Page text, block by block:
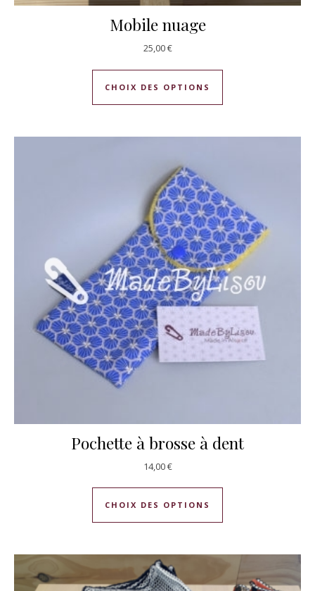
Mobile nuage
25,00€
CHOIX DES OPTIONS
Ce produit a
Pochette à brosse à dent
14,00€
CHOIX DES OPTIONS
Ce produit a